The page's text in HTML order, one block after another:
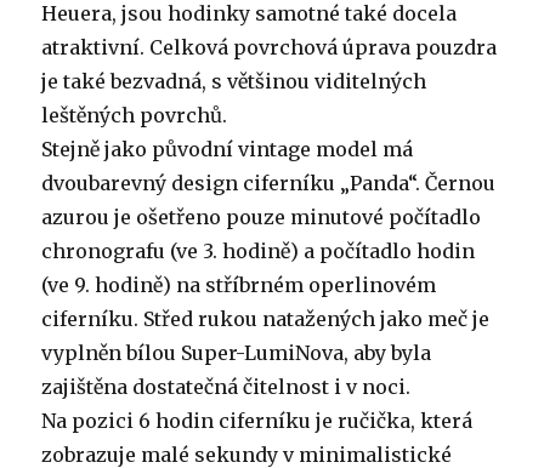
Heuera, jsou hodinky samotné také docela
atraktivní. Celková povrchová úprava pouzdra
je také bezvadná, s většinou viditelných
leštěných povrchů.
Stejně jako původní vintage model má
dvoubarevný design ciferníku „Panda“. Černou
azurou je ošetřeno pouze minutové počítadlo
chronografu (ve 3. hodině) a počítadlo hodin
(ve 9. hodině) na stříbrném operlinovém
ciferníku. Střed rukou natažených jako meč je
vyplněn bílou Super-LumiNova, aby byla
zajištěna dostatečná čitelnost i v noci.
Na pozici 6 hodin ciferníku je ručička, která
zobrazuje malé sekundy v minimalistické